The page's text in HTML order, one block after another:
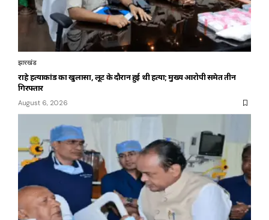
झारखंड
राहे हत्याकांड का खुलासा, लूट के दौरान हुई थी हत्या; मुख्य आरोपी समेत तीन
गिरफ्तार
August 6, 2026